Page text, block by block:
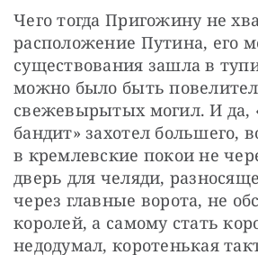
Чего тогда Пригожину не
расположение Путина, его
существования зашла в
можно было быть
свежевырытых могил. И
бандит» захотел большего,
в кремлевские покои не
дверь для челяди,
через главные ворота, не
королей, а самому стать
недодумал, коротенькая